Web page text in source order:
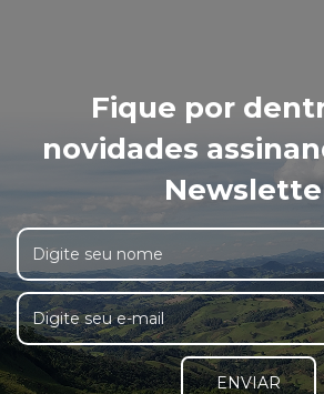
Fique por
novidades
ENVIAR